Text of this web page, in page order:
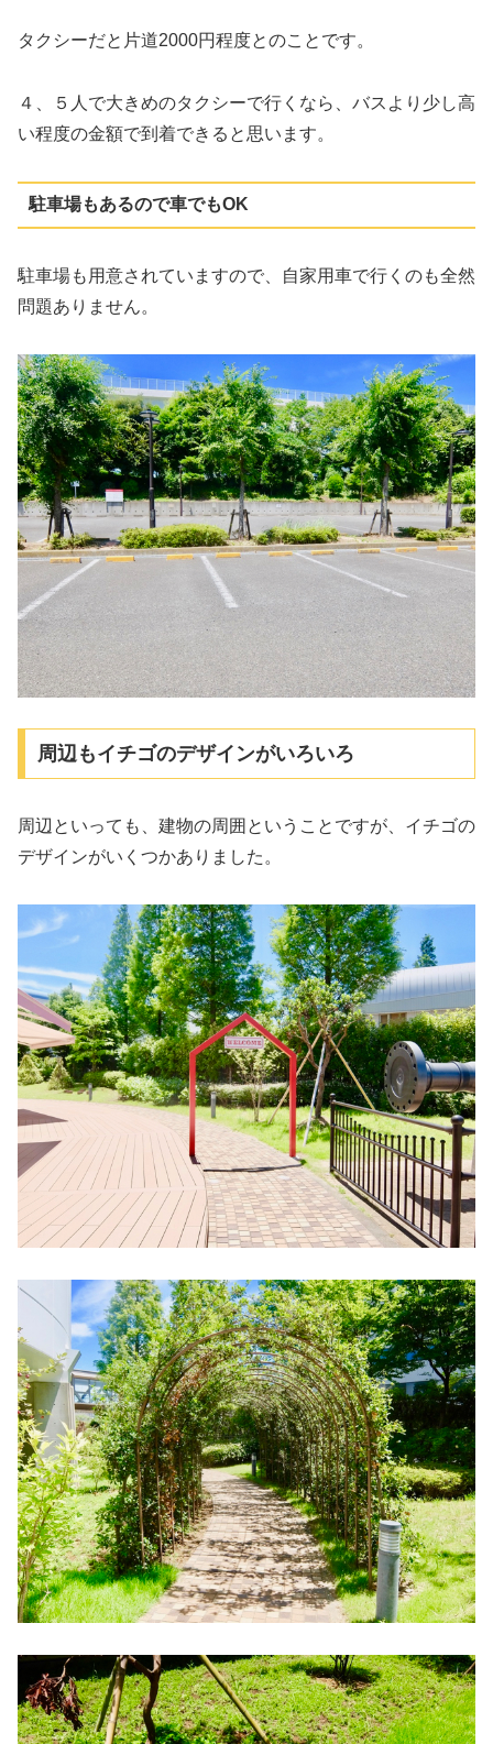
タクシーだと片道2000円程度とのことです。
４、５人で大きめのタクシーで行くなら、バスより少し高
い程度の金額で到着できると思います。
駐車場もあるので車でもOK
駐車場も用意されていますので、自家用車で行くのも全然
問題ありません。
周辺もイチゴのデザインがいろいろ
周辺といっても、建物の周囲ということですが、イチゴの
デザインがいくつかありました。